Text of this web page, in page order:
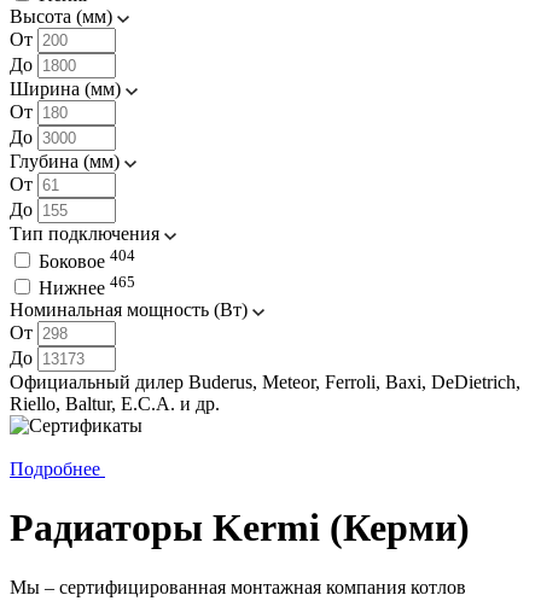
Высота (мм)
От
До
Ширина (мм)
От
До
Глубина (мм)
От
До
Тип подключения
Боковое 404
Нижнее 465
Номинальная мощность (Вт)
От
До
Официальный дилер Buderus,⁠ Meteor, Ferroli, Baxi, DeDietrich,
Riello, Baltur, E.C.A. и др.
Подробнее
Радиаторы Kermi (Керми)
Мы – сертифицированная монтажная компания котлов